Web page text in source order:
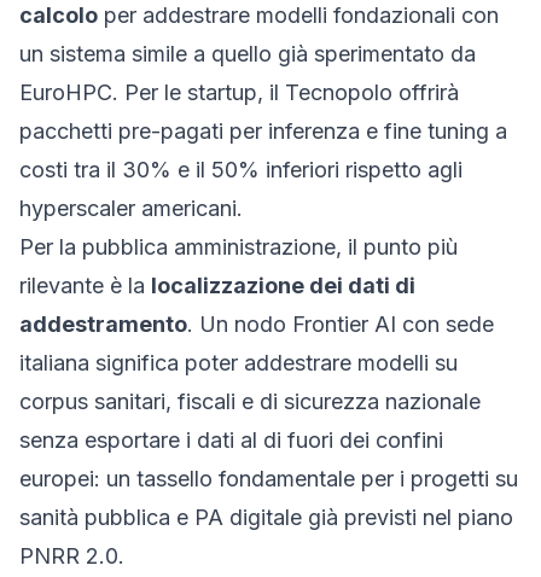
calcolo per addestrare modelli fondazionali con
un sistema simile a quello già sperimentato da
EuroHPC. Per le startup, il Tecnopolo offrirà
pacchetti pre-pagati per inferenza e fine tuning a
costi tra il 30% e il 50% inferiori rispetto agli
hyperscaler americani.
Per la pubblica amministrazione, il punto più
rilevante è la localizzazione dei dati di
addestramento. Un nodo Frontier AI con sede
italiana significa poter addestrare modelli su
corpus sanitari, fiscali e di sicurezza nazionale
senza esportare i dati al di fuori dei confini
europei: un tassello fondamentale per i progetti su
sanità pubblica e PA digitale già previsti nel piano
PNRR 2.0.